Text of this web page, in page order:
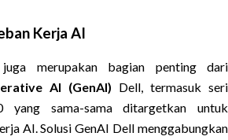
Kerja AI
juga merupakan bagian penting dari
AI (GenAI) Dell, termasuk seri
yang sama-sama ditargetkan untuk
AI. Solusi GenAI Dell menggabungkan